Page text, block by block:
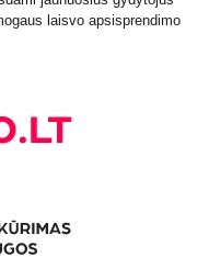
laisvo apsisprendimo